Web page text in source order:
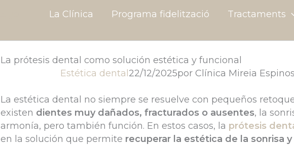
La Clínica Programa fidelització Tractaments
La prótesis dental como solución estética y funcional
Estética dental 22/12/2025por Clínica Mireia
La estética dental no siempre se resuelve con pequeños
existen dientes muy dañados, fracturados o ausentes, la
armonía, pero también función. En estos casos, la prótesis
en la solución que permite recuperar la estética de la sonrisa y